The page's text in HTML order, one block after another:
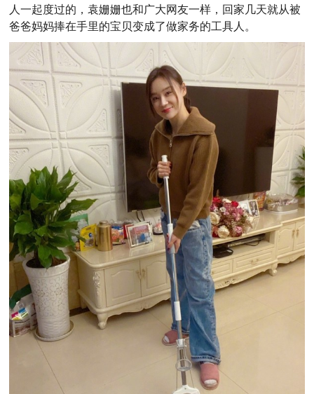
人一起度过的，袁姗姗也和广大网友一样，回家几天就从被
爸爸妈妈捧在手里的宝贝变成了做家务的工具人。